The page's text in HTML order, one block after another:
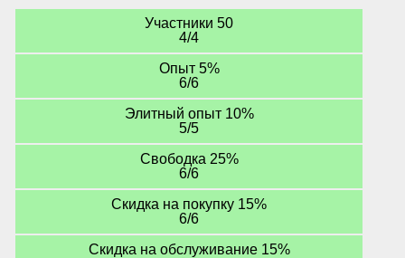
Участники 50
4/4
Опыт 5%
6/6
Элитный опыт 10%
5/5
Свободка 25%
6/6
Скидка на покупку 15%
6/6
Скидка на обслуживание 15%